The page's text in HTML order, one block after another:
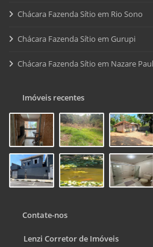
Chácara Fazenda Sítio em Rio Sono
Chácara Fazenda Sítio em Gurupi
Chácara Fazenda Sítio em Nazare
Imóveis recentes
Contate-nos
Lenzi Corretor de Imóveis